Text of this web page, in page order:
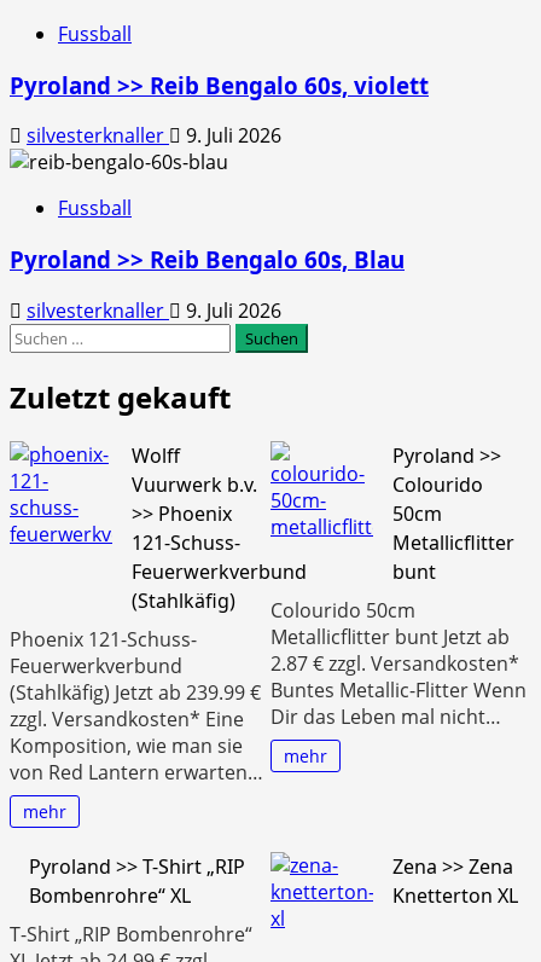
Fussball
Pyroland >> Reib Bengalo 60s, violett
silvesterknaller 9. Juli 2026
Fussball
Pyroland >> Reib Bengalo 60s, Blau
silvesterknaller
9. Juli 2026
Suchen
Zuletzt gekauft
Wolff
Vuurwerk b.v.
>> Phoenix
121-Schuss-
Feuerwerkverbund
(Stahlkäfig)
Phoenix 121-Schuss-
Feuerwerkverbund
(Stahlkäfig) Jetzt ab 239.99 €
zzgl. Versandkosten* Eine
Komposition, wie man sie
von Red Lantern erwarten…
mehr
Pyroland >>
Colourido
50cm
Metallicflitter
bunt
Colourido 50cm
Metallicflitter bunt Jetzt ab
2.87 € zzgl. Versandkosten*
Buntes Metallic-Flitter Wenn
Dir das Leben mal nicht…
mehr
Pyroland >> T-Shirt „RIP
Bombenrohre“ XL
T-Shirt „RIP Bombenrohre“
Zena >> Zena
Knetterton XL